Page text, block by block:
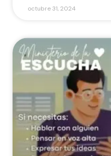
octubre 31, 2024